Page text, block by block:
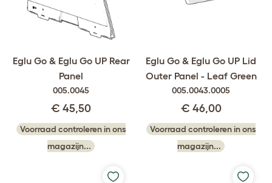
Eglu Go & Eglu Go UP Rear
Panel
005.0045
€ 45,50
Voorraad controleren in ons
magazijn...
Eglu Go & Eglu Go UP Lid
Outer Panel - Leaf Green
005.0043.0005
€ 46,00
Voorraad controleren in ons
magazijn...